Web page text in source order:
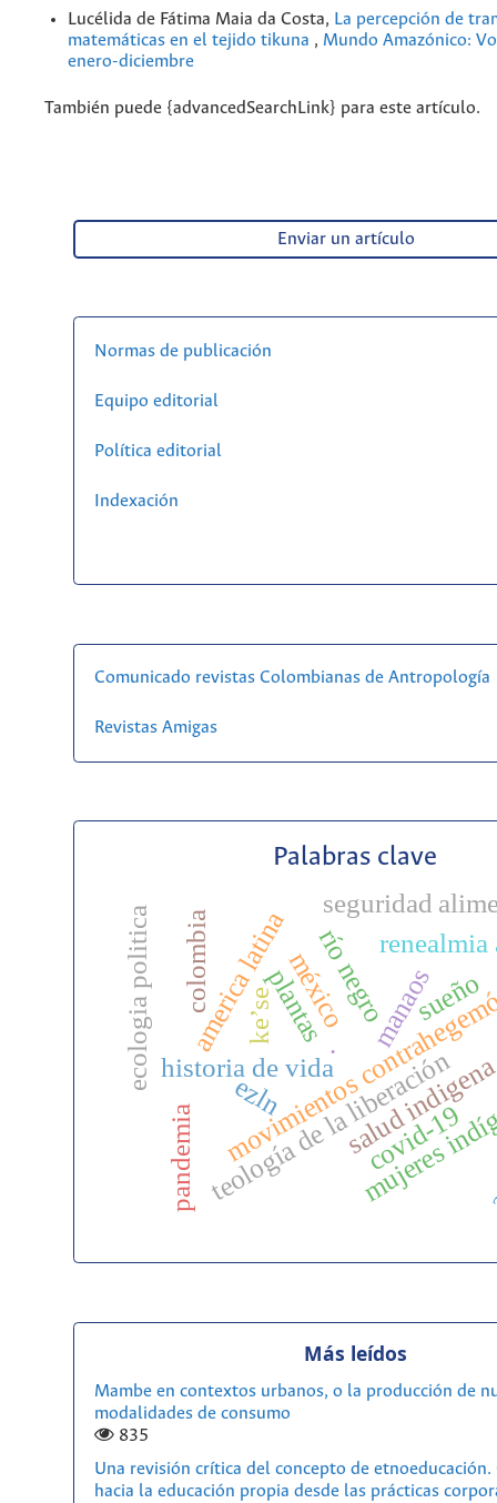
Lucélida de Fátima Maia da Costa, La percepción de
matemáticas en el tejido tikuna , Mundo Amazónico:
enero-diciembre
También puede {advancedSearchLink} para este artículo.
Enviar un artículo
Normas de publicación
Equipo editorial
Política editorial
Indexación
Comunicado revistas Colombianas de Antropología
Revistas Amigas
Palabras clave
movimientos
historia de vida
ezln
teología de la liberación
méxico
salud
covid-19
manaos
ecologia politica america latina
mujeres
plantasrío negro
pandemia
colombia
seguridad
.
ke’se sueño
Más leídos
Mambe en contextos urbanos, o la producción de
modalidades de consumo
835
Una revisión crítica del concepto de etnoeducación.
hacia la educación propia desde las prácticas